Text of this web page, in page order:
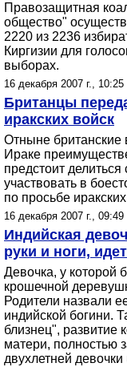
Правозащитная
общество"
2220 из 2236
Киргизии для
выборах.
16 декабря 2007 г., 10:25
Британцы
иракских войск
Отныне британские
Ираке
предстоит
участвовать в
по просьбе
16 декабря 2007 г., 09:49
Индийская
руки и ноги,
Девочка, у которой
крошечной
Родители назвали
индийской богини.
близнец", развитие
матери, полностью
двухлетней